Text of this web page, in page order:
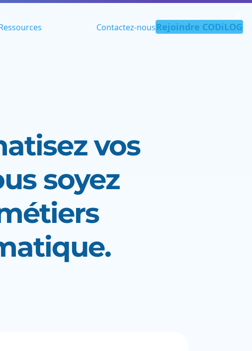
Contactez-nousRejoindre CODiLOG
vos
soyez